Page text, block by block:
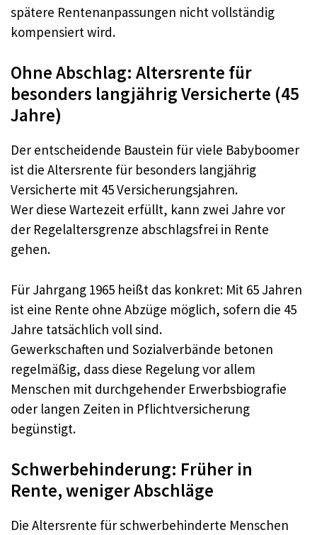
spätere Rentenanpassungen nicht vollständig
kompensiert wird.​
Ohne Abschlag: Altersrente für
besonders langjährig Versicherte (45
Jahre)
Der entscheidende Baustein für viele Babyboomer
ist die Altersrente für besonders langjährig
Versicherte mit 45 Versicherungsjahren.​
Wer diese Wartezeit erfüllt, kann zwei Jahre vor
der Regelaltersgrenze abschlagsfrei in Rente
gehen.​
Für Jahrgang 1965 heißt das konkret: Mit 65 Jahren
ist eine Rente ohne Abzüge möglich, sofern die 45
Jahre tatsächlich voll sind.​
Gewerkschaften und Sozialverbände betonen
regelmäßig, dass diese Regelung vor allem
Menschen mit durchgehender Erwerbsbiografie
oder langen Zeiten in Pflichtversicherung
begünstigt.​
Schwerbehinderung: Früher in
Rente, weniger Abschläge
Die Altersrente für schwerbehinderte Menschen